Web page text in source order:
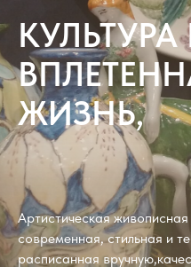
ЖИЗНЬ,
Артистическая
современная, стильная и
расписанная